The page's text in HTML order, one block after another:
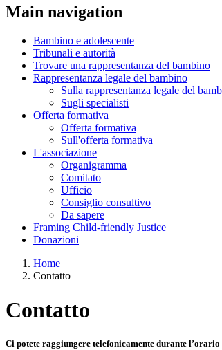
Main navigation
Bambino e adolescente
Tribunali e autorità
Trovare una rappresentanza del bambino
Rappresentanza legale del bambino
Sulla rappresentanza legale del
Sugli specialisti
Offerta formativa
Offerta formativa
Sull'offerta formativa
L'associazione
Organigramma
Comitato
Ufficio
Consiglio consultivo
Da sapere
Framing Child-friendly Justice
Donazioni
Home
Contatto
Contatto
Ci potete raggiungere telefonicamente durante